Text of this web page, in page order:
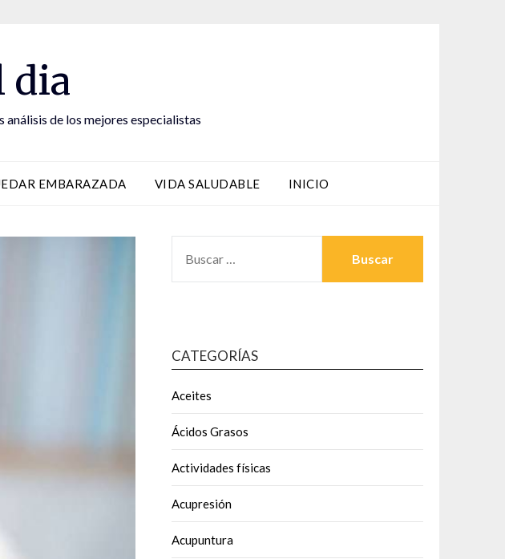
dia
análisis de los mejores especialistas
EMBARAZADA VIDA SALUDABLE INICIO
CATEGORÍAS
Aceites
Ácidos Grasos
Actividades físicas
Acupresión
Acupuntura